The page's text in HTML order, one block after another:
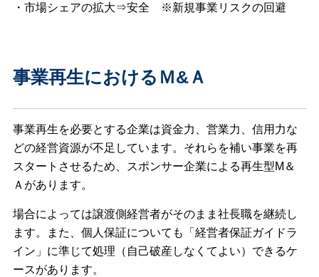
・市場シェアの拡大⇒安全 ※新規事業リスクの回避
事業再生におけるＭ&Ａ
事業再生を必要とする企業は資金力、営業力、信用力な
どの経営資源が不足しています。それらを補い事業を再
スタートさせるため、スポンサー企業による再生型М＆
Ａがあります。
場合によっては譲渡側経営者がそのまま社長職を継続し
ます。また、個人保証についても「経営者保証ガイドラ
イン」に準じて処理（自己破産しなくてよい）できるケ
ースがあります。